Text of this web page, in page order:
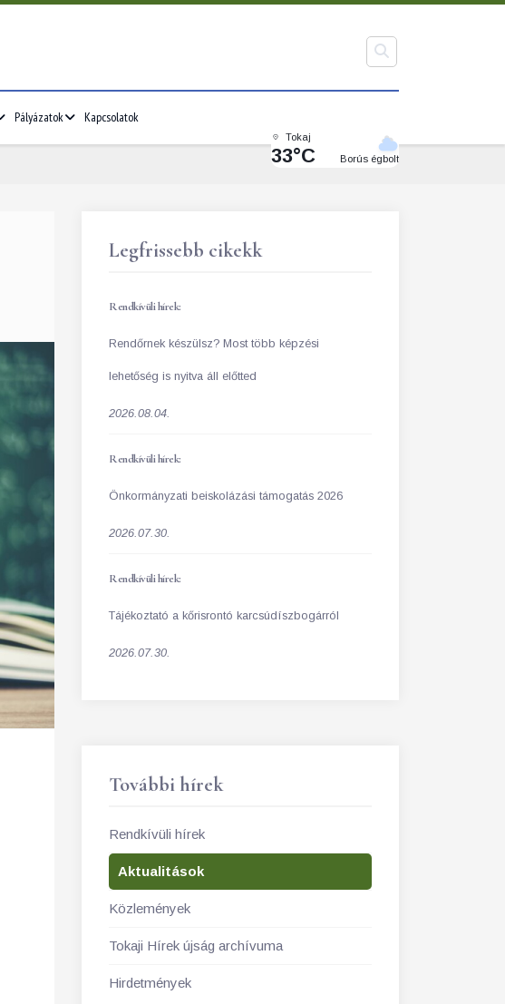
Pályázatok Kapcsolatok
Tokaj
33°C Borús égbolt
Legfrissebb cikekk
Rendkívüli hírek:
Rendőrnek készülsz? Most több képzési
lehetőség is nyitva áll előtted
2026.08.04.
Rendkívüli hírek:
Önkormányzati beiskolázási támogatás 2026
2026.07.30.
Rendkívüli hírek:
Tájékoztató a kőrisrontó karcsúdíszbogárról
2026.07.30.
További hírek
Rendkívüli hírek
Aktualitások
Közlemények
Tokaji Hírek újság archívuma
Hirdetmények